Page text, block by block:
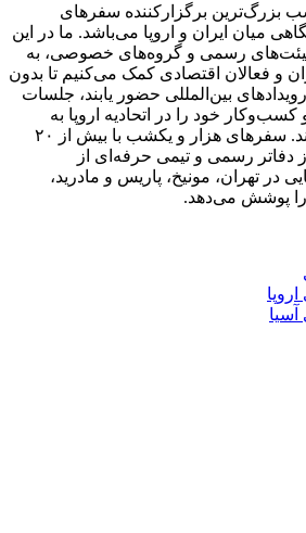
بزرگ‌ترین برگزارکننده سفرهای
میان ایران و اروپا می‌باشد. ما در این
رسمی و گروه‌های خصوصی، به
و فعالان اقتصادی کمک می‌کنیم تا بدون
بین‌المللی حضور یابند، جلسات
کسب‌وکار خود را در اتحادیه اروپا به
خصوص آلمان توسعه دهند. سفر‌های هزار و یکشب با بیش از ۲۰
دفاتر رسمی و تیمی حرفه‌ای از
در تهران، مونیخ، پاریس و مادرید،
پوشش می‌دهد.